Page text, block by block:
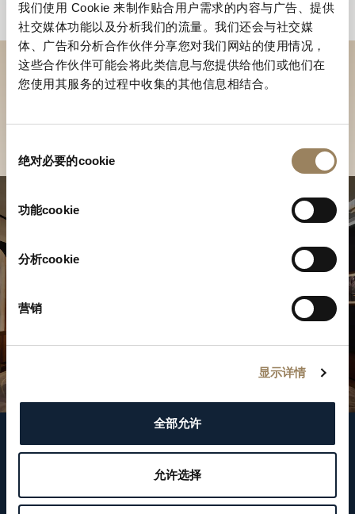
我们使用 Cookie 来制作贴合用户需求的内容与广告、提供
社交媒体功能以及分析我们的流量。我们还会与社交媒
体、广告和分析合作伙伴分享您对我们网站的使用情况，
这些合作伙伴可能会将此类信息与您提供给他们或他们在
您使用其服务的过程中收集的其他信息相结合。
绝对必要的cookie
功能cookie
分析cookie
营销
显示详情
全部允许
允许选择
於專賣店探索品牌系列作品
尋找專賣店
關注我們
WeChat ID